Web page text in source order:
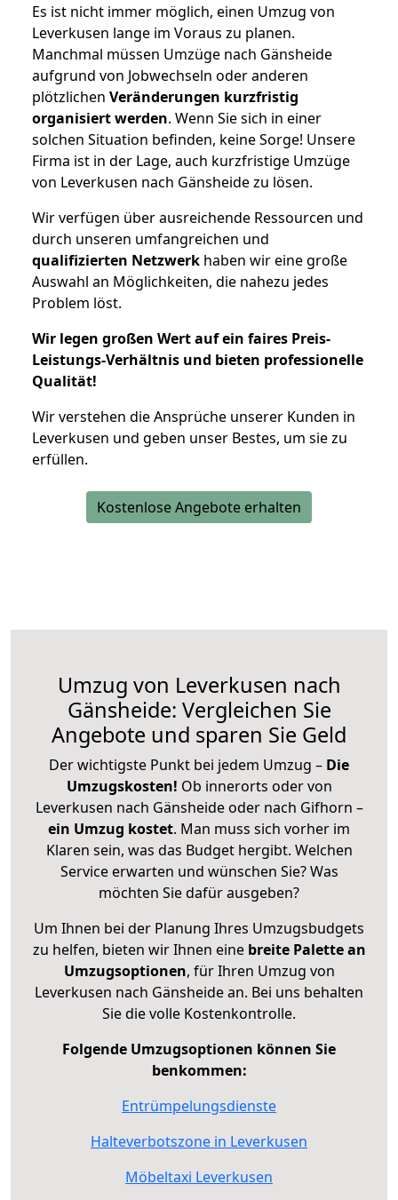
Es ist nicht immer möglich, einen Umzug von
Leverkusen lange im Voraus zu planen.
Manchmal müssen Umzüge nach Gänsheide
aufgrund von Jobwechseln oder anderen
plötzlichen Veränderungen kurzfristig
organisiert werden. Wenn Sie sich in einer
solchen Situation befinden, keine Sorge! Unsere
Firma ist in der Lage, auch kurzfristige Umzüge
von Leverkusen nach Gänsheide zu lösen.
Wir verfügen über ausreichende Ressourcen und
durch unseren umfangreichen und
qualifizierten Netzwerk haben wir eine große
Auswahl an Möglichkeiten, die nahezu jedes
Problem löst.
Wir legen großen Wert auf ein faires Preis-
Leistungs-Verhältnis und bieten professionelle
Qualität!
Wir verstehen die Ansprüche unserer Kunden in
Leverkusen und geben unser Bestes, um sie zu
erfüllen.
Kostenlose Angebote erhalten
Umzug von Leverkusen nach
Gänsheide: Vergleichen Sie
Angebote und sparen Sie Geld
Der wichtigste Punkt bei jedem Umzug – Die
Umzugskosten! Ob innerorts oder von
Leverkusen nach Gänsheide oder nach Gifhorn –
ein Umzug kostet. Man muss sich vorher im
Klaren sein, was das Budget hergibt. Welchen
Service erwarten und wünschen Sie? Was
möchten Sie dafür ausgeben?
Um Ihnen bei der Planung Ihres Umzugsbudgets
zu helfen, bieten wir Ihnen eine breite Palette an
Umzugsoptionen, für Ihren Umzug von
Leverkusen nach Gänsheide an. Bei uns behalten
Sie die volle Kostenkontrolle.
Folgende Umzugsoptionen können Sie
benkommen:
Entrümpelungsdienste
Halteverbotszone in Leverkusen
Möbeltaxi Leverkusen